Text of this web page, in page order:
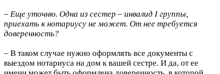
– Еще уточню. Одна из сестер – инвалид I группы,
приехать к нотариусу не может. От нее требуется
доверенность?
– В таком случае нужно оформлять все документы с
выездом нотариуса на дом к вашей сестре. И да, от ее